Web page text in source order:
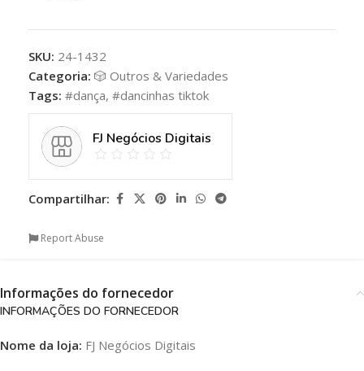
SKU: 24-1432
Categoria: 🎲 Outros & Variedades
Tags: #dança, #dancinhas tiktok
FJ Negócios Digitais
Compartilhar:
Report Abuse
Informações do fornecedor
INFORMAÇÕES DO FORNECEDOR
Nome da loja: FJ Negócios Digitais